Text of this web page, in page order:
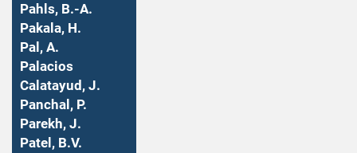
Pahls, B.-A.
Pakala, H.
Pal, A.
Palacios
Calatayud, J.
Panchal, P.
Parekh, J.
Patel, B.V.